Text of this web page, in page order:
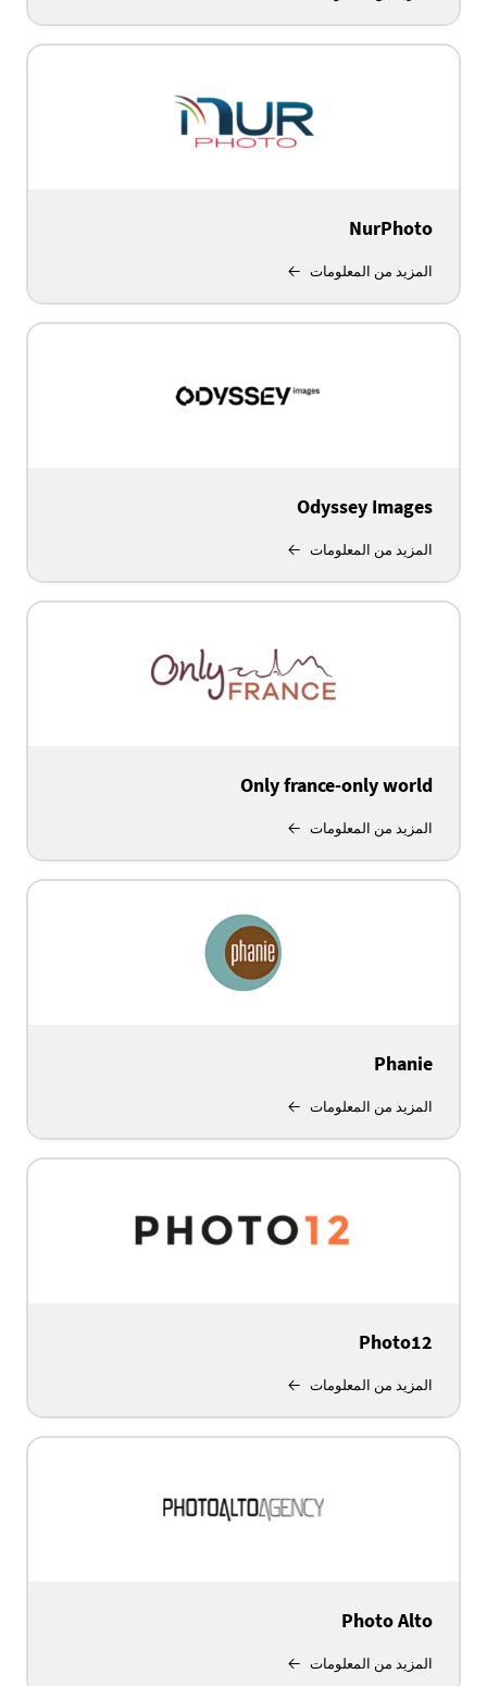
NurPhoto
المزيد من المعلومات
Odyssey Images
المزيد من المعلومات
Only france-only world
المزيد من المعلومات
Phanie
المزيد من المعلومات
Photo12
المزيد من المعلومات
Photo Alto
المزيد من المعلومات